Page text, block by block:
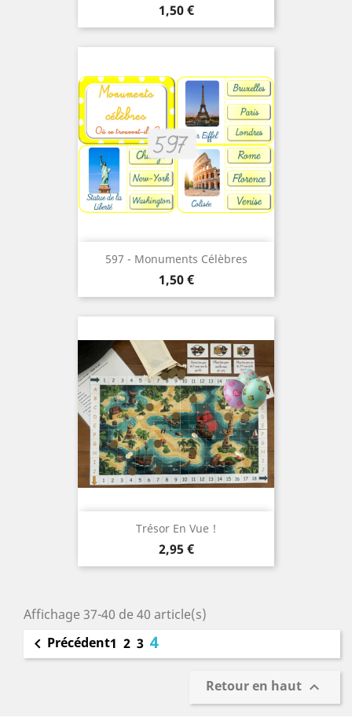
Prix
1,50 €
597 - Monuments Célèbres
Prix
1,50 €
Trésor En Vue !
Prix
2,95 €
Affichage 37-40 de 40 article(s)
 Précédent1 2 3 4
Retour en haut 